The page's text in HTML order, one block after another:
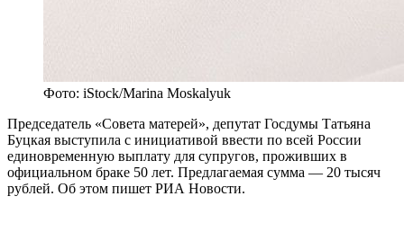
Фото: iStock/Marina Moskalyuk
Председатель «Совета матерей», депутат Госдумы Татьяна
Буцкая выступила с инициативой ввести по всей России
единовременную выплату для супругов, проживших в
официальном браке 50 лет. Предлагаемая сумма — 20 тысяч
рублей. Об этом пишет РИА Новости.